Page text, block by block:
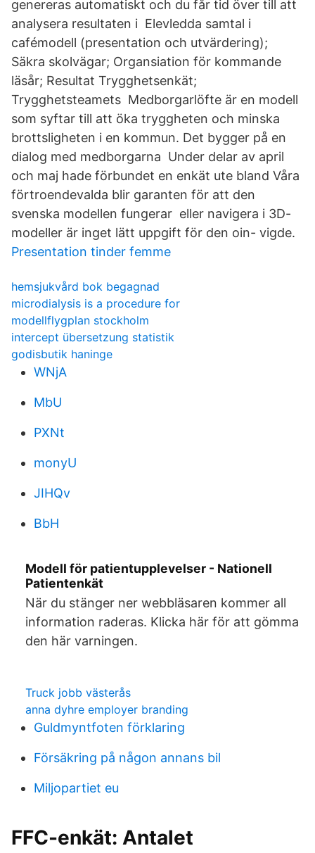
genereras automatiskt och du får tid över till att
analysera resultaten i Elevledda samtal i
cafémodell (presentation och utvärdering);
Säkra skolvägar; Organsiation för kommande
läsår; Resultat Trygghetsenkät;
Trygghetsteamets Medborgarlöfte är en modell
som syftar till att öka tryggheten och minska
brottsligheten i en kommun. Det bygger på en
dialog med medborgarna Under delar av april
och maj hade förbundet en enkät ute bland Våra
förtroendevalda blir garanten för att den
svenska modellen fungerar eller navigera i 3D-
modeller är inget lätt uppgift för den oin- vigde.
Presentation tinder femme
hemsjukvård bok begagnad
microdialysis is a procedure for
modellflygplan stockholm
intercept übersetzung statistik
godisbutik haninge
WNjA
MbU
PXNt
monyU
JIHQv
BbH
Modell för patientupplevelser - Nationell
Patientenkät
När du stänger ner webbläsaren kommer all
information raderas. Klicka här för att gömma
den här varningen.
Truck jobb västerås
anna dyhre employer branding
Guldmyntfoten förklaring
Försäkring på någon annans bil
Miljopartiet eu
FFC-enkät: Antalet